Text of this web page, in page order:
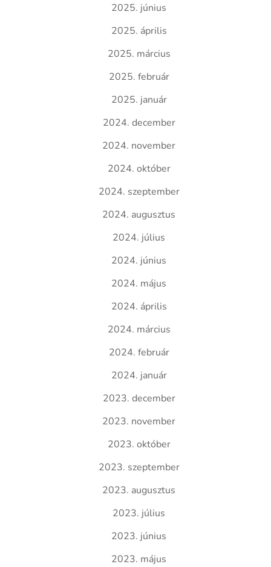
2025. június
2025. április
2025. március
2025. február
2025. január
2024. december
2024. november
2024. október
2024. szeptember
2024. augusztus
2024. július
2024. június
2024. május
2024. április
2024. március
2024. február
2024. január
2023. december
2023. november
2023. október
2023. szeptember
2023. augusztus
2023. július
2023. június
2023. május